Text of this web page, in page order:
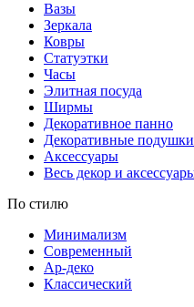
Вазы
Зеркала
Ковры
Статуэтки
Часы
Элитная посуда
Ширмы
Декоративное панно
Декоративные подушки
Аксессуары